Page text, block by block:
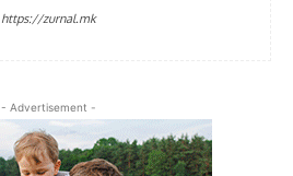
https://zurnal.mk
- Advertisement -